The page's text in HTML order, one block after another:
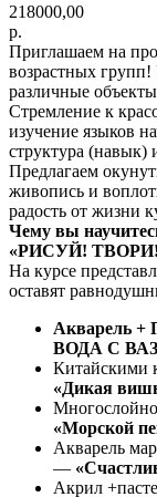
218000,00
р.
Приглашаем на
возрастных групп!
различные
Стремление к
изучение языков
структура (навык)
Предлагаем
живопись и
радость от жизни
Чему вы
«РИСУЙ!
На курсе
оставят
Акварель
ВОДА С
Китайскими
«Дикая
«Морской
Акварель
—
Акрил